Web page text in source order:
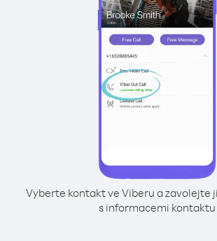
Vyberte kontakt ve Viberu a zavolejte
s informacemi kontaktu